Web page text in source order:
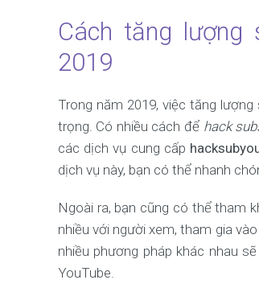
Cách tăng lượng
2019
Trong năm 2019, việc tăng
trọng. Có nhiều cách để hack
các dịch vụ cung cấp
dịch vụ này, bạn có thể nhanh
Ngoài ra, bạn cũng có thể tham
nhiều với người xem, tham gia
nhiều phương pháp khác nhau
YouTube.